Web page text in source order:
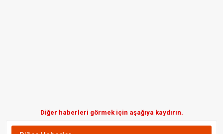
Diğer haberleri görmek için aşağıya kaydırın.